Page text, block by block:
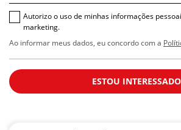
Autorizo o uso de minhas informações
marketing.
Ao informar meus dados, eu concordo com a
ESTOU INTERESSADO